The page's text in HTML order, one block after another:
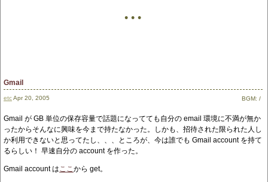
• • •
Gmail
etcApr 20, 2005 BGM: /
Gmail が GB 単位の保存容量で話題になってても自分の email 環境に不満が無か
ったからそんなに興味を今まで持たなかった。しかも、招待された限られた人し
か利用できないと思ってたし、、、ところが、今は誰でも Gmail account を持て
るらしい！ 早速自分の account を作った。
Gmail account はここから get。